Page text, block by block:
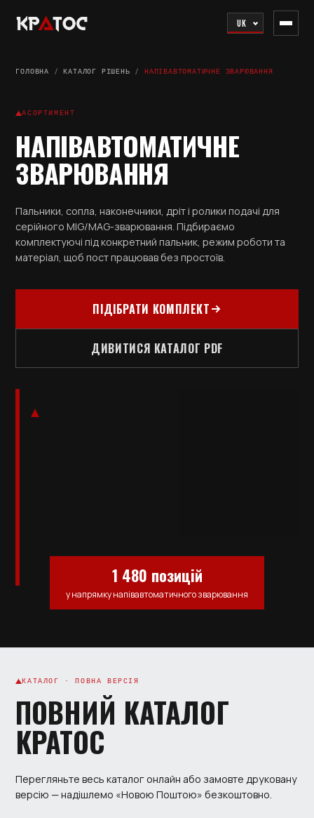
UK
ГОЛОВНА /КАТАЛОГ РІШЕНЬ /НАПІВАВТОМАТИЧНЕ ЗВАРЮВАННЯ
АСОРТИМЕНТ
НАПІВАВТОМАТИЧНЕ
ЗВАРЮВАННЯ
Пальники, сопла, наконечники, дріт і ролики подачі для
серійного MIG/MAG-зварювання. Підбираємо
комплектуючі під конкретний пальник, режим роботи та
матеріал, щоб пост працював без простоїв.
ПІДІБРАТИ КОМПЛЕКТ
ДИВИТИСЯ КАТАЛОГ PDF
1 480 позицій
у напрямку напівавтоматичного зварювання
КАТАЛОГ · ПОВНА ВЕРСІЯ
ПОВНИЙ КАТАЛОГ
КРАТОС
Перегляньте весь каталог онлайн або замовте друковану
версію — надішлемо «Новою Поштою» безкоштовно.